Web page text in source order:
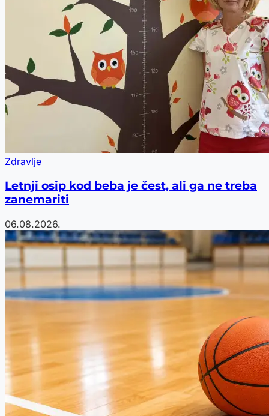
Zdravlje
Letnji osip kod beba je čest, ali ga ne treba
zanemariti
06.08.2026.